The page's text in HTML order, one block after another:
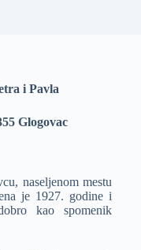
i Pavla
Glogovac
naseljenom mestu
je 1927. godine i
kao spomenik